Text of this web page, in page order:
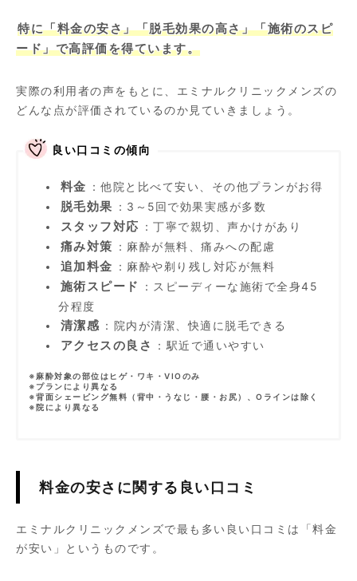
特に「料金の安さ」「脱毛効果の高さ」「施術のスピ
ード」で高評価を得ています。
実際の利用者の声をもとに、エミナルクリニックメンズの
どんな点が評価されているのか見ていきましょう。
良い口コミの傾向
料金 ：他院と比べて安い、その他プランがお得
脱毛効果 ：3～5回で効果実感が多数
スタッフ対応 ：丁寧で親切、声かけがあり
痛み対策 ：麻酔が無料、痛みへの配慮
追加料金 ：麻酔や剃り残し対応が無料
施術スピード
：スピーディーな施術で全身45
分程度
清潔感 ：院内が清潔、快適に脱毛できる
アクセスの良さ ：駅近で通いやすい
※麻酔対象の部位はヒゲ・ワキ・VIOのみ
※プランにより異なる
※背面シェービング無料（背中・うなじ・腰・お尻）、Oラインは除く
※院により異なる
料金の安さに関する良い口コミ
エミナルクリニックメンズで最も多い良い口コミは「料金
が安い」というものです。